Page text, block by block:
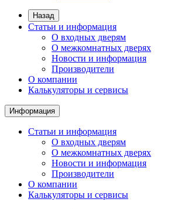
Назад
Статьи и информация
О входных дверям
О межкомнатных дверях
Новости и информация
Производители
О компании
Калькуляторы и сервисы
Информация
Статьи и информация
О входных дверям
О межкомнатных дверях
Новости и информация
Производители
О компании
Калькуляторы и сервисы